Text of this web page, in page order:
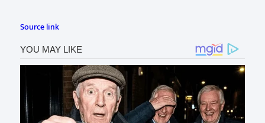
Source link